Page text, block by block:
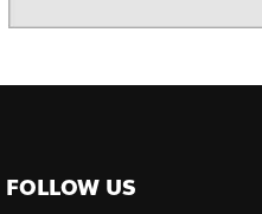
FOLLOW US